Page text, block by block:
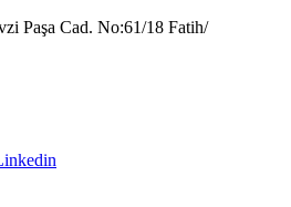
Paşa Cad. No:61/18 Fatih/